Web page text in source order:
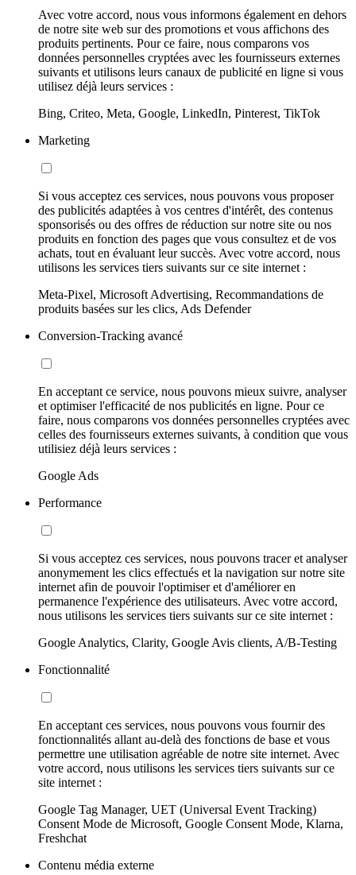
Avec votre accord, nous vous informons également en dehors
de notre site web sur des promotions et vous affichons des
produits pertinents. Pour ce faire, nous comparons vos
données personnelles cryptées avec les fournisseurs externes
suivants et utilisons leurs canaux de publicité en ligne si vous
utilisez déjà leurs services :
Bing, Criteo, Meta, Google, LinkedIn, Pinterest, TikTok
Marketing
Si vous acceptez ces services, nous pouvons vous proposer
des publicités adaptées à vos centres d'intérêt, des contenus
sponsorisés ou des offres de réduction sur notre site ou nos
produits en fonction des pages que vous consultez et de vos
achats, tout en évaluant leur succès. Avec votre accord, nous
utilisons les services tiers suivants sur ce site internet :
Meta-Pixel, Microsoft Advertising, Recommandations de
produits basées sur les clics, Ads Defender
Conversion-Tracking avancé
En acceptant ce service, nous pouvons mieux suivre, analyser
et optimiser l'efficacité de nos publicités en ligne. Pour ce
faire, nous comparons vos données personnelles cryptées avec
celles des fournisseurs externes suivants, à condition que vous
utilisiez déjà leurs services :
Google Ads
Performance
Si vous acceptez ces services, nous pouvons tracer et analyser
anonymement les clics effectués et la navigation sur notre site
internet afin de pouvoir l'optimiser et d'améliorer en
permanence l'expérience des utilisateurs. Avec votre accord,
nous utilisons les services tiers suivants sur ce site internet :
Google Analytics, Clarity, Google Avis clients, A/B-Testing
Fonctionnalité
En acceptant ces services, nous pouvons vous fournir des
fonctionnalités allant au-delà des fonctions de base et vous
permettre une utilisation agréable de notre site internet. Avec
votre accord, nous utilisons les services tiers suivants sur ce
site internet :
Google Tag Manager, UET (Universal Event Tracking)
Consent Mode de Microsoft, Google Consent Mode, Klarna,
Freshchat
Contenu média externe